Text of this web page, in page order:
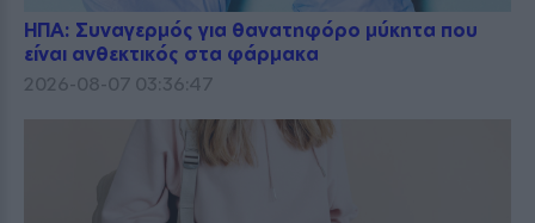
ΗΠΑ: Συναγερμός για θανατηφόρο μύκητα που
είναι ανθεκτικός στα φάρμακα
2026-08-07 03:36:47